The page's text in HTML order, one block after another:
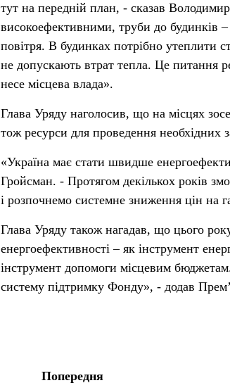
тут на передній план, - сказав
високоефективними, труби до будинків –
повітря. В будинках потрібно утеплити
не допускають втрат тепла. Це питання
несе місцева влада».
Глава Уряду наголосив, що на місцях
тож ресурси для проведення необхідних
«Україна має стати швидше
Гройсман. - Протягом декількох років
і розпочнемо системне зниження цін на
Глава Уряду також нагадав, що цього
енергоефективності – як інструмент
інструмент допомоги місцевим
систему підтримку Фонду», - додав
Попередня